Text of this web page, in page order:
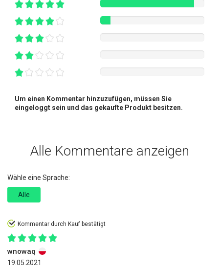
Um einen Kommentar hinzuzufügen, müssen Sie
eingeloggt sein und das gekaufte Produkt besitzen.
Alle Kommentare anzeigen
Wähle eine Sprache:
Alle
Kommentar durch Kauf bestätigt
wnowaq
19.05.2021